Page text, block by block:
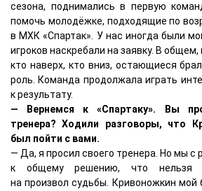
сезона, поднимались в первую
помочь молодёжке, подходящие по
в МХК «Спартак». У нас иногда были
игроков наскребали на заявку. В общем,
кто наверх, кто вниз, остающиеся
роль. Команда продолжала играть
к результату.
— Вернемся к «Спартаку». Вы
тренера? Ходили разговоры, что
был пойти с вами.
— Да, я просил своего тренера. Но мы с
к общему решению, что нельзя
на произвол судьбы. Кривоножкин мой